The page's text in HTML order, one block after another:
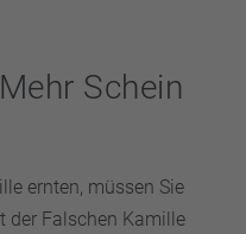
Schein
ernten, müssen Sie
der Falschen Kamille